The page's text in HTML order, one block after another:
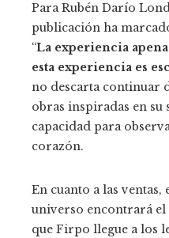
Para Rubén Darío
publicación ha
“La experiencia
esta experiencia es
no descarta continuar
obras inspiradas en su
capacidad para
corazón.
En cuanto a las
universo encontrará el
que Firpo llegue a los